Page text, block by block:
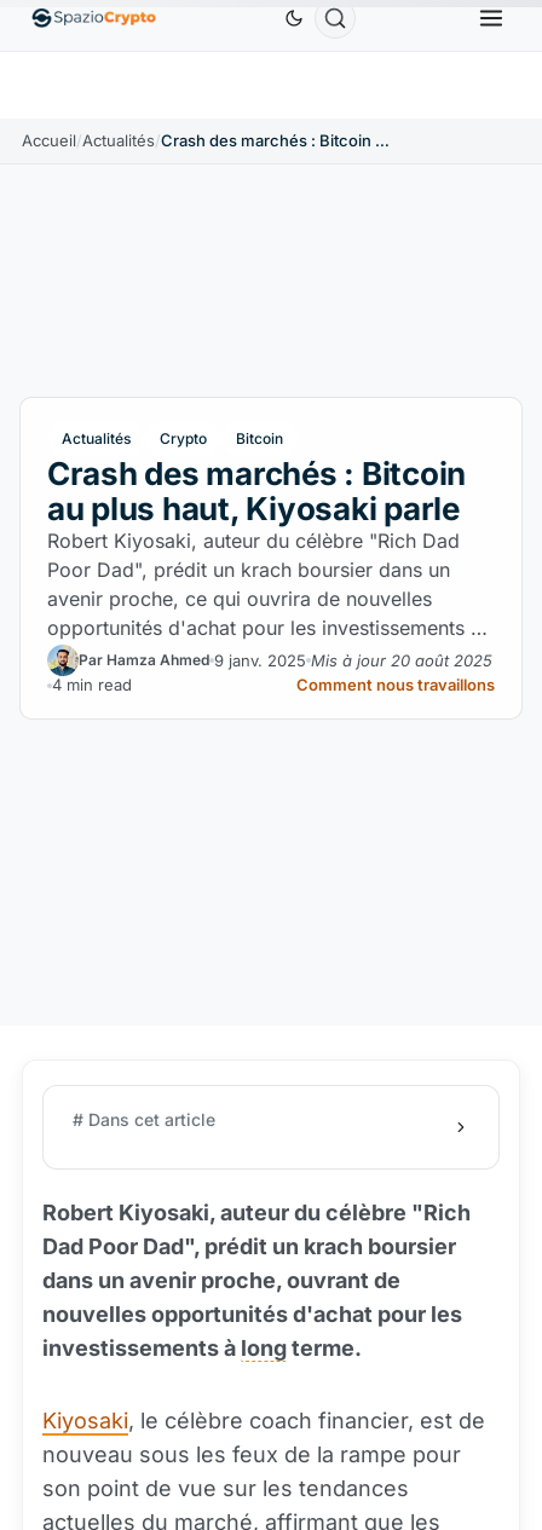
EthereumETH1 880,58 $US Tether USDT0,9991 $US BNB
Accueil/Actualités/ Crash des marchés : Bitcoin au plus haut, Kiyosaki parle
Actualités Crypto Bitcoin
Crash des marchés : Bitcoin
au plus haut, Kiyosaki parle
Robert Kiyosaki, auteur du célèbre "Rich Dad
Poor Dad", prédit un krach boursier dans un
avenir proche, ce qui ouvrira de nouvelles
opportunités d'achat pour les investissements à
long terme.
Par Hamza Ahmed 9 janv. 2025 Mis à jour 20 août 2025
4 min read
Comment nous travaillons
# Dans cet article
Robert Kiyosaki, auteur du célèbre "Rich
Dad Poor Dad", prédit un krach boursier
dans un avenir proche, ouvrant de
nouvelles opportunités d'achat pour les
investissements à longterme.
Kiyosaki, le célèbre coach financier, est de
nouveau sous les feux de la rampe pour
son point de vue sur les tendances
actuelles du marché, affirmant que les